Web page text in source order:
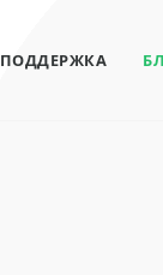
ПОДДЕРЖКА